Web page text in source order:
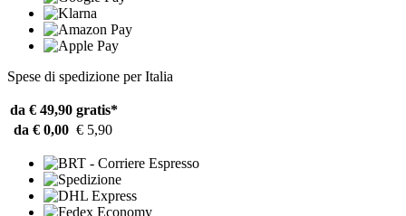
Spese di spedizione per Italia
da € 49,90 gratis*
da € 0,00 € 5,90